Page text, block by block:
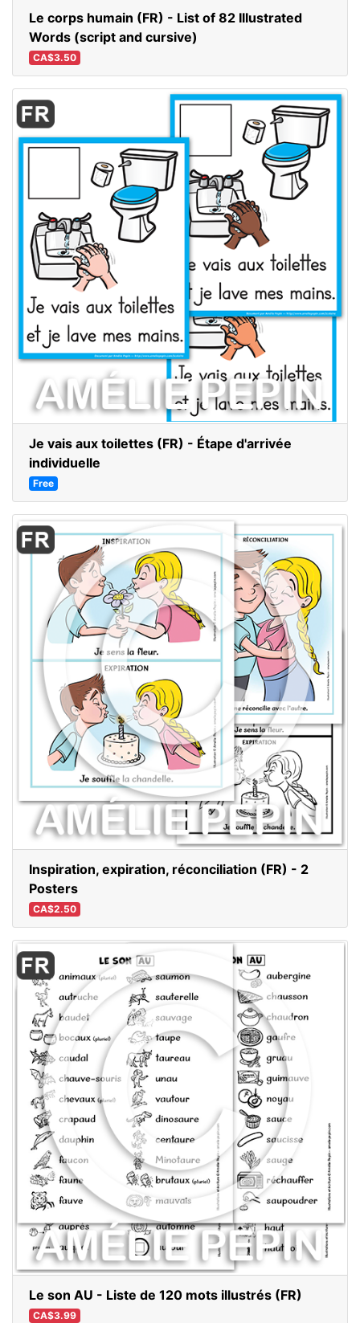
Le corps humain (FR) - List of 82 Illustrated
Words (script and cursive)
CA$3.50
Je vais aux toilettes (FR) - Étape d'arrivée
individuelle
Free
Inspiration, expiration, réconciliation (FR) - 2
Posters
CA$2.50
Le son AU - Liste de 120 mots illustrés (FR)
CA$3.99